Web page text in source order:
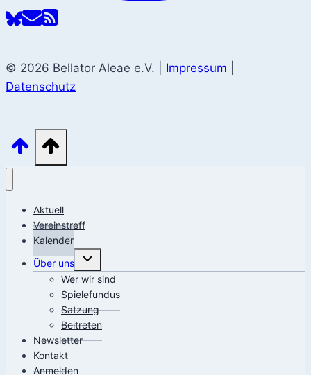
© 2026 Bellator Aleae e.V. | Impressum
Datenschutz
Aktuell
Vereinstreff
Kalender
Über uns
Untermenü
umschalten
Wer wir sind
Spielefundus
Satzung
Beitreten
Newsletter
Kontakt
Anmelden